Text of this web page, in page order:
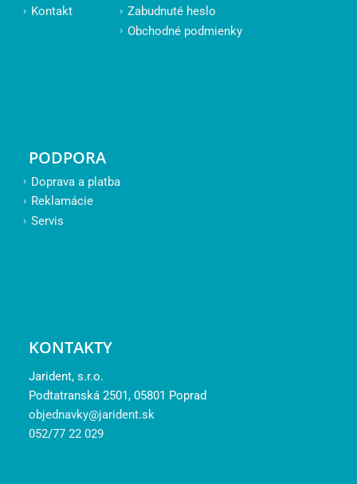
Kontakt
Zabudnuté heslo
Obchodné podmienky
PODPORA
Doprava a platba
Reklamácie
Servis
KONTAKTY
Jarident, s.r.o.
Podtatranská 2501, 05801 Poprad
objednavky@jarident.sk
052/77 22 029